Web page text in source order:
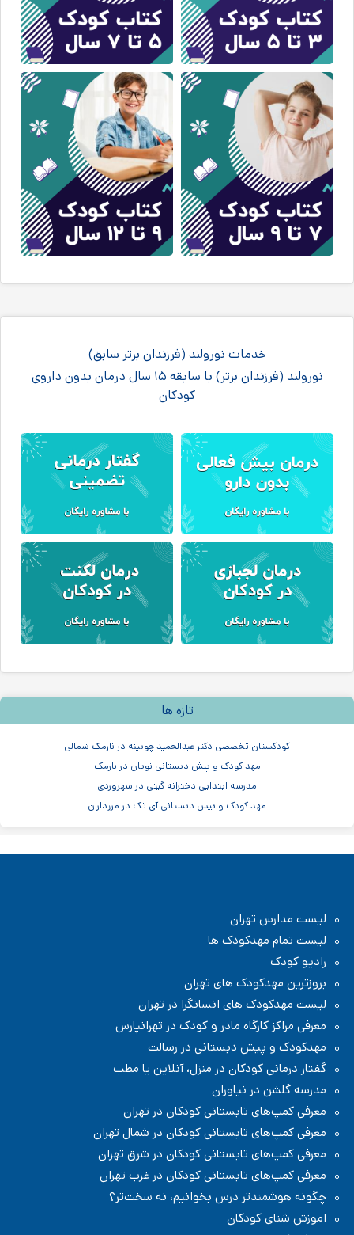
خدمات نورولند (فرزندان برتر سابق)
نورولند (فرزندان برتر) با سابقه ۱۵ سال درمان بدون داروی
کودکان
تازه ها
کودکستان تخصصی دکتر عبدالحمید چوبینه در نارمک شمالی
مهد کودک و پیش دبستانی نویان در نارمک
مدرسه ابتدایی دخترانه گیتی در سهروردی
مهد کودک و پیش دبستانی آی تک در مرزداران
لیست مدارس تهران
لیست تمام مهدکودک ها
رادیو کودک
بروزترین مهدکودک های تهران
لیست مهدکودک های انسانگرا در تهران
معرفی مراکز کارگاه مادر و کودک در تهرانپارس
مهدکودک و پیش دبستانی در رسالت
گفتار درمانی کودکان در منزل، آنلاین یا مطب
مدرسه گلشن در نیاوران
معرفی کمپ‌های تابستانی کودکان در تهران
معرفی کمپ‌های تابستانی کودکان در شمال تهران
معرفی کمپ‌های تابستانی کودکان در شرق تهران
معرفی کمپ‌های تابستانی کودکان در غرب تهران
چگونه هوشمندتر درس بخوانیم، نه سخت‌تر؟
اموزش شنای کودکان